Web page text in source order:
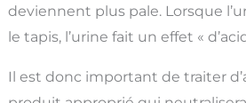
deviennent plus pale. Lorsque
le tapis, l’urine fait un effet «
Il est donc important de traiter